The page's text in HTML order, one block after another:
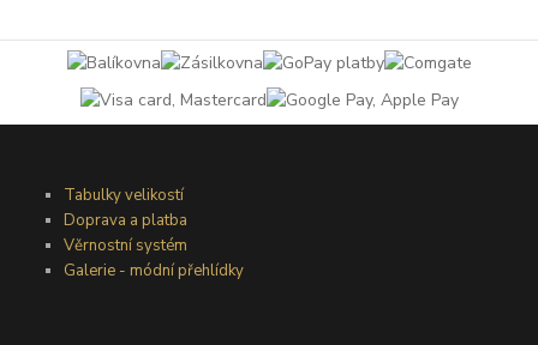
Tabulky velikostí
Doprava a platba
Věrnostní systém
Galerie - módní přehlídky